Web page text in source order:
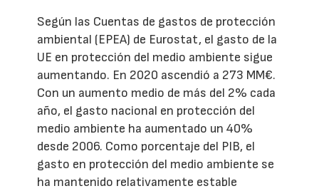
Según las Cuentas de gastos de protección
ambiental (EPEA) de Eurostat, el gasto de la
UE en protección del medio ambiente sigue
aumentando. En 2020 ascendió a 273 MM€.
Con un aumento medio de más del 2% cada
año, el gasto nacional en protección del
medio ambiente ha aumentado un 40%
desde 2006. Como porcentaje del PIB, el
gasto en protección del medio ambiente se
ha mantenido relativamente estable